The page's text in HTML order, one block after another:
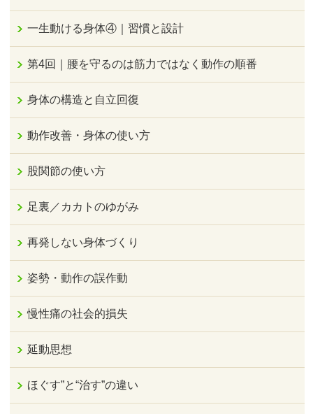
一生動ける身体④｜習慣と設計
第4回｜腰を守るのは筋力ではなく動作の順番
身体の構造と自立回復
動作改善・身体の使い方
股関節の使い方
足裏／カカトのゆがみ
再発しない身体づくり
姿勢・動作の誤作動
慢性痛の社会的損失
延動思想
ほぐす”と“治す”の違い